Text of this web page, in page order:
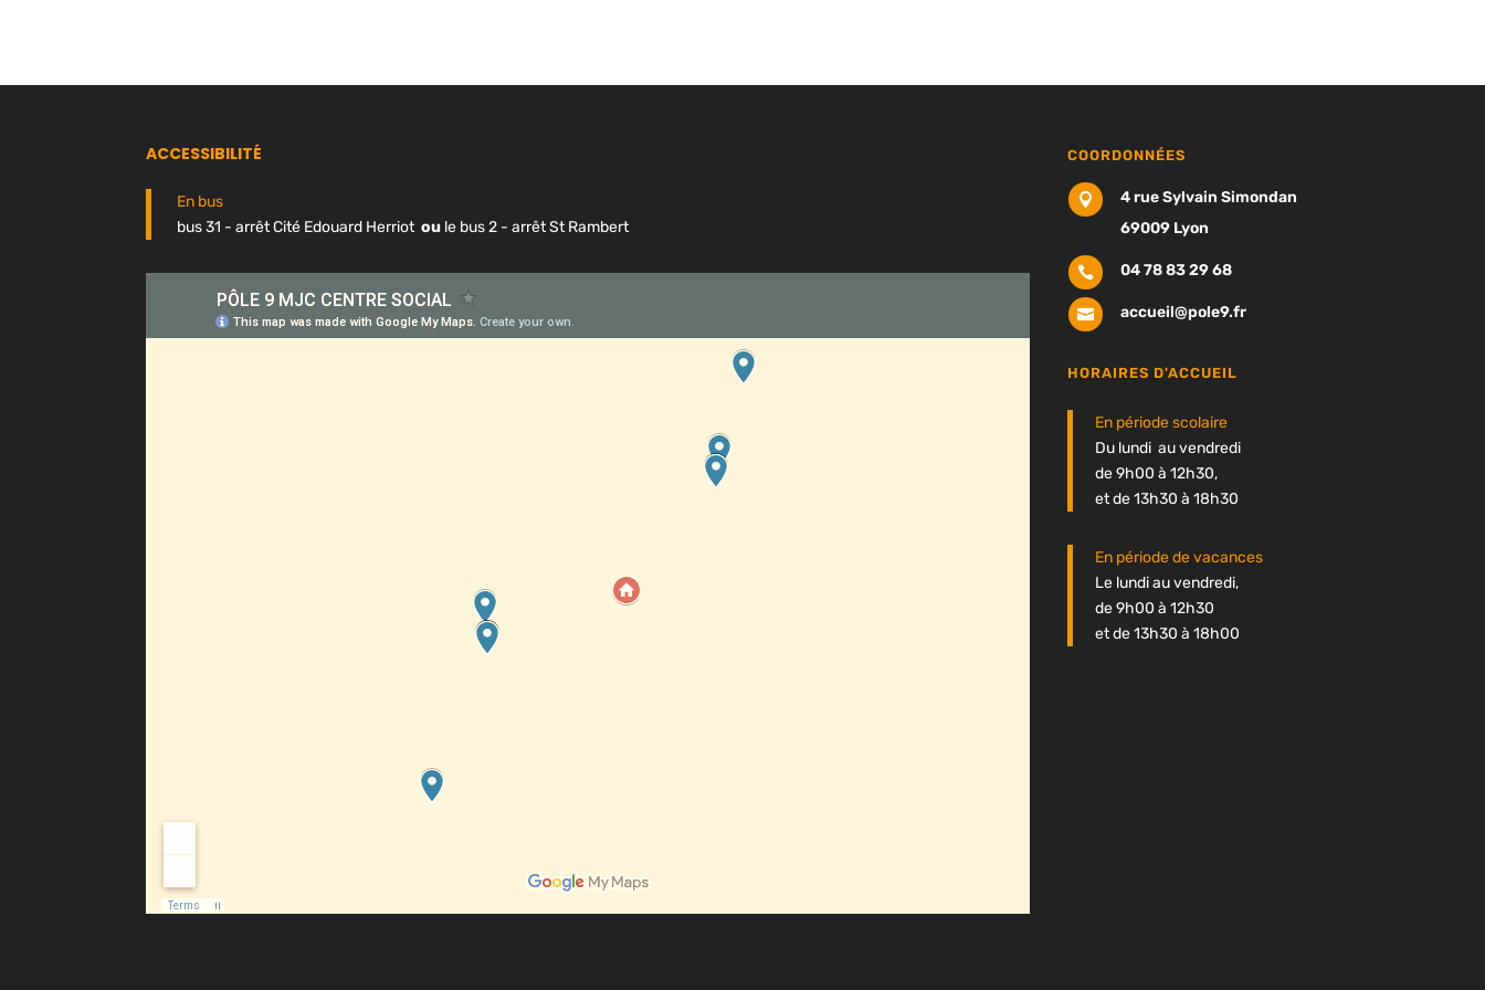
ACCESSIBILITÉ
En bus
bus 31 - arrêt Cité Edouard Herriot ou le bus 2 - arrêt St Rambert
COORDONNÉES

4 rue Sylvain Simondan
69009 Lyon
 04 78 83 29 68
 accueil@pole9.fr
HORAIRES D'ACCUEIL
En période scolaire
Du lundi au vendredi
de 9h00 à 12h30,
et de 13h30 à 18h30
En période de vacances
Le lundi au vendredi,
de 9h00 à 12h30
et de 13h30 à 18h00